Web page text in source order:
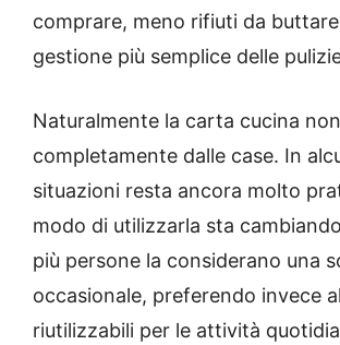
comprare, meno rifiuti da
gestione più semplice delle
Naturalmente la carta cucina
completamente dalle case. In
situazioni resta ancora molto
modo di utilizzarla sta
più persone la considerano una
occasionale, preferendo invece
riutilizzabili per le attività